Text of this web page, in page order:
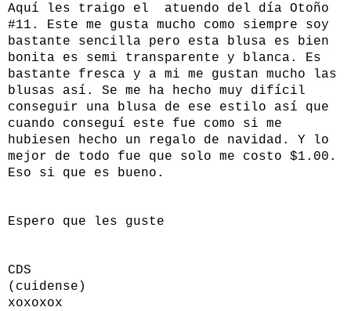
Aquí les traigo el atuendo del día Otoño
#11. Este me gusta mucho como siempre soy
bastante sencilla pero esta blusa es bien
bonita es semi transparente y blanca. Es
bastante fresca y a mi me gustan mucho las
blusas así. Se me ha hecho muy difícil
conseguir una blusa de ese estilo así que
cuando conseguí este fue como si me
hubiesen hecho un regalo de navidad. Y lo
mejor de todo fue que solo me costo $1.00.
Eso si que es bueno.
Espero que les guste
CDS
(cuidense)
xoxoxox